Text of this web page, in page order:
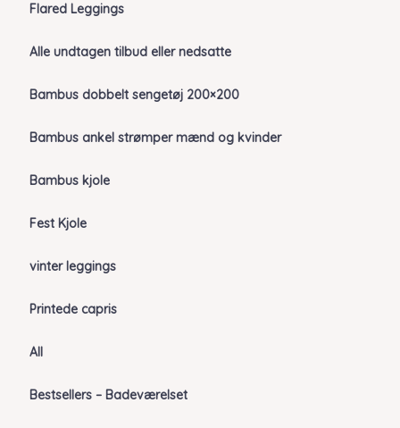
Flared Leggings
Alle undtagen tilbud eller nedsatte
Bambus dobbelt sengetøj 200×200
Bambus ankel strømper mænd og kvinder
Bambus kjole
Fest Kjole
vinter leggings
Printede capris
All
Bestsellers – Badeværelset